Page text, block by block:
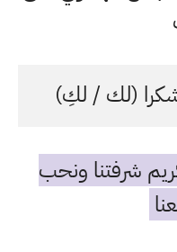
شكرا (لك / لكِ)
شرفتنا ونحب